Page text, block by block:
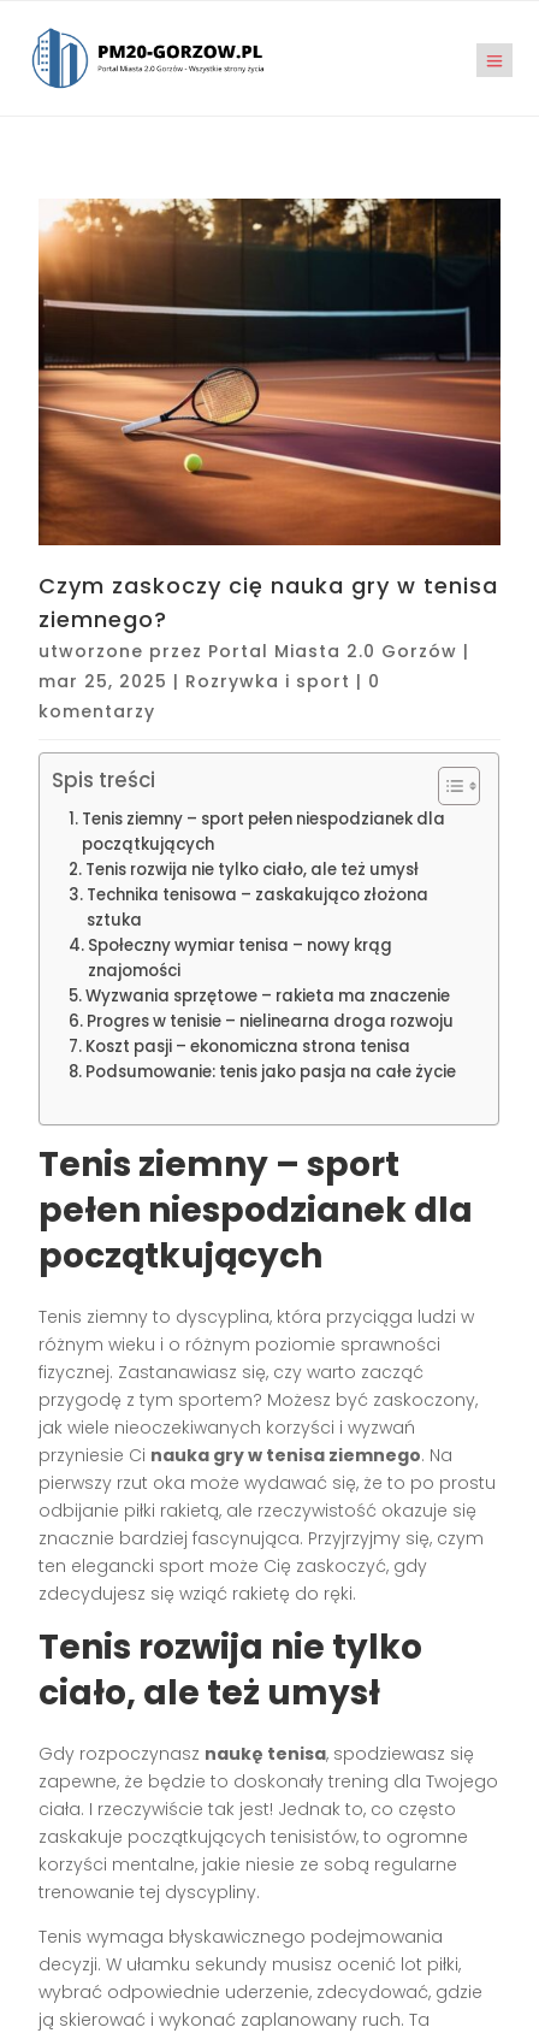
Czym zaskoczy cię nauka gry w tenisa
ziemnego?
utworzone przez Portal Miasta 2.0 Gorzów |
mar 25, 2025 | Rozrywka i sport | 0
komentarzy
Spis treści
Tenis ziemny – sport pełen niespodzianek dla
początkujących
Tenis rozwija nie tylko ciało, ale też umysł
Technika tenisowa – zaskakująco złożona
sztuka
Społeczny wymiar tenisa – nowy krąg
znajomości
Wyzwania sprzętowe – rakieta ma znaczenie
Progres w tenisie – nielinearna droga rozwoju
Koszt pasji – ekonomiczna strona tenisa
Podsumowanie: tenis jako pasja na całe życie
Tenis ziemny – sport
pełen niespodzianek dla
początkujących
Tenis ziemny to dyscyplina, która przyciąga ludzi w
różnym wieku i o różnym poziomie sprawności
fizycznej. Zastanawiasz się, czy warto zacząć
przygodę z tym sportem? Możesz być zaskoczony,
jak wiele nieoczekiwanych korzyści i wyzwań
przyniesie Ci nauka gry w tenisa ziemnego. Na
pierwszy rzut oka może wydawać się, że to po prostu
odbijanie piłki rakietą, ale rzeczywistość okazuje się
znacznie bardziej fascynująca. Przyjrzyjmy się, czym
ten elegancki sport może Cię zaskoczyć, gdy
zdecydujesz się wziąć rakietę do ręki.
Tenis rozwija nie tylko
ciało, ale też umysł
Gdy rozpoczynasz naukę tenisa, spodziewasz się
zapewne, że będzie to doskonały trening dla Twojego
ciała. I rzeczywiście tak jest! Jednak to, co często
zaskakuje początkujących tenisistów, to ogromne
korzyści mentalne, jakie niesie ze sobą regularne
trenowanie tej dyscypliny.
Tenis wymaga błyskawicznego podejmowania
decyzji. W ułamku sekundy musisz ocenić lot piłki,
wybrać odpowiednie uderzenie, zdecydować, gdzie
ją skierować i wykonać zaplanowany ruch. Ta